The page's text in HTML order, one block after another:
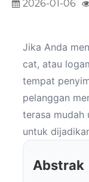
2026-01-06
Jika Anda
cat, atau
tempat
pelanggan
terasa
untuk
Abstrak